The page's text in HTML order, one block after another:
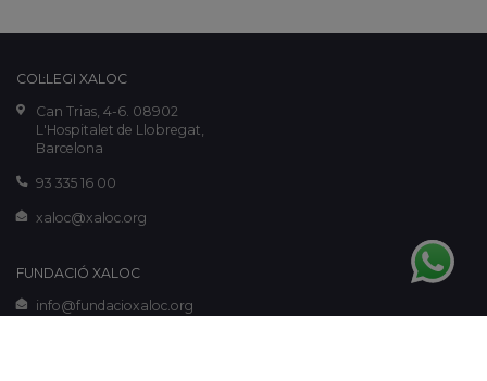
COL·LEGI XALOC
Can Trias, 4-6. 08902
L'Hospitalet de Llobregat,
Barcelona
93 335 16 00
xaloc@xaloc.org
FUNDACIÓ XALOC
info@fundacioxaloc.org